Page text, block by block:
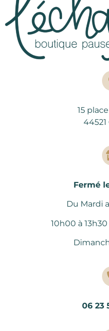
15
44521
Fermé
Du Mardi
10h00 à
06 23